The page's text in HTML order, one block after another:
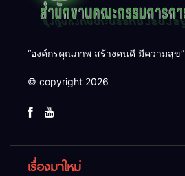
“องค์กรคุณภาพ สร้างคนดี มีความสุข”
© copyright 2026
เรื่องมาใหม่